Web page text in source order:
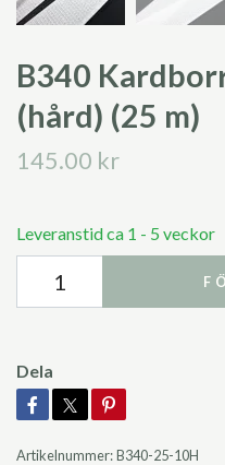
B340
(hård) (25 m)
145.00 kr
Leveranstid ca 1 - 5 veckor
Dela
Artikelnummer:B340-25-10H